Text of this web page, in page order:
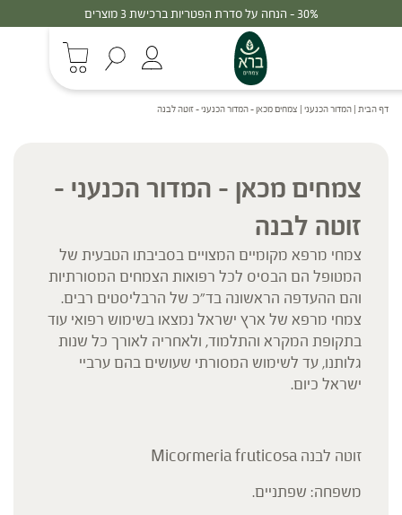
30% - הנחה על סדרת הפטריות ברכישת 3 מוצרים
דף הבית | המדור הכנעני | צמחים מכאן – המדור הכנעני – זוטה לבנה
צמחים מכאן – המדור הכנעני –
זוטה לבנה
צמחי מרפא מקומיים המצויים בסביבתו הטבעית של
המטופל הם הבסיס לכל רפואות הצמחים המסורתיות
והם ההעדפה הראשונה בד"כ של הרבליסטים רבים.
צמחי מרפא של ארץ ישראל נמצאו בשימוש רפואי עוד
בתקופת המקרא והתלמוד, ולאחריה לאורך כל שנות
גלותנו, עד לשימוש המסורתי שעושים בהם ערביי
ישראל כיום.
זוטה לבנה Micormeria fruticosa
משפחה: שפתניים.